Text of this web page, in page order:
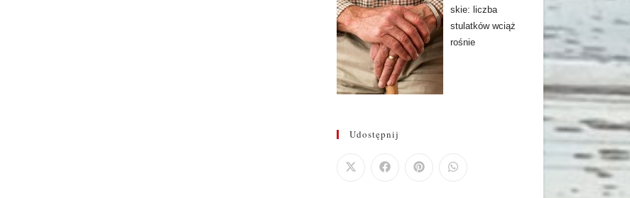
skie: liczba
stulatków wciąż
rośnie
Udostępnij